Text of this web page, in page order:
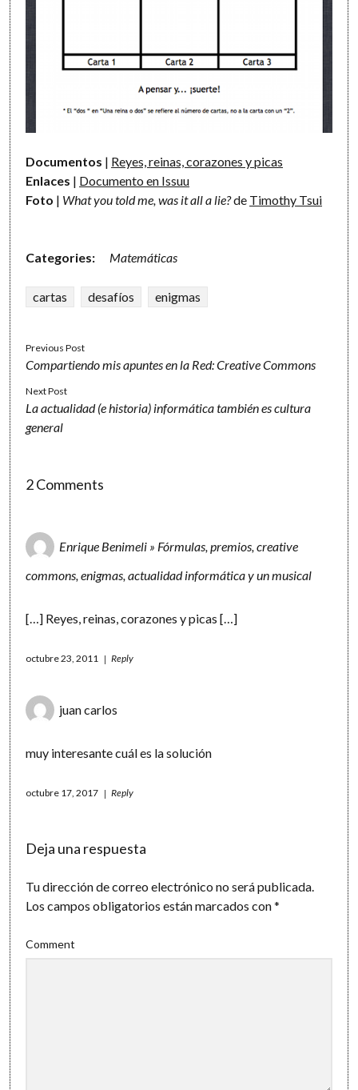
Documentos | Reyes, reinas, corazones y picas
Enlaces | Documento en Issuu
Foto | What you told me, was it all a lie?de Timothy Tsui
Categories: Matemáticas
cartas desafíos enigmas
Previous Post
Compartiendo mis apuntes en la Red: Creative Commons
Next Post
La actualidad (e historia) informática también es cultura
general
2 Comments
Enrique Benimeli » Fórmulas, premios, creative
commons, enigmas, actualidad informática y un musical
[…] Reyes, reinas, corazones y picas […]
octubre 23, 2011 Reply
juan carlos
muy interesante cuál es la solución
octubre 17, 2017 Reply
Deja una respuesta
Tu dirección de correo electrónico no será publicada.
Los campos obligatorios están marcados con*
Comment